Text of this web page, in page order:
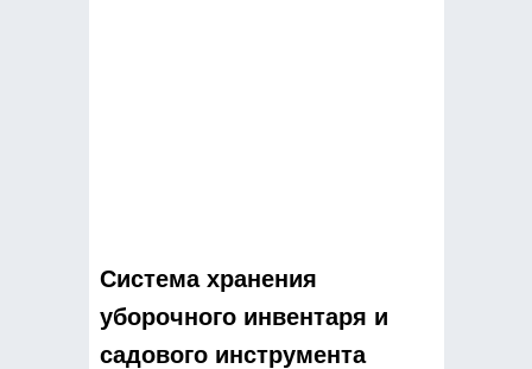
Система хранения
уборочного инвентаря и
садового инструмента